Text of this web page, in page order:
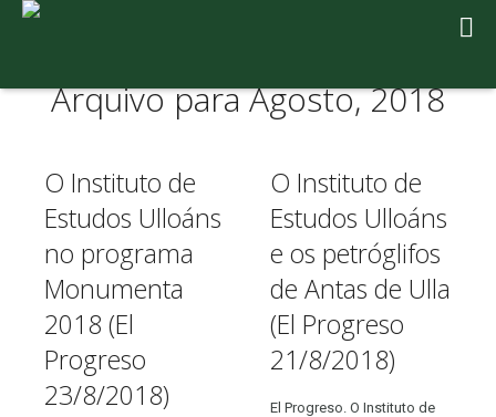
Arquivo para Agosto, 2018
O Instituto de
Estudos Ulloáns
no programa
Monumenta
2018 (El
Progreso
23/8/2018)
O Instituto de
Estudos Ulloáns
e os petróglifos
de Antas de Ulla
(El Progreso
21/8/2018)
El Progreso. O Instituto de